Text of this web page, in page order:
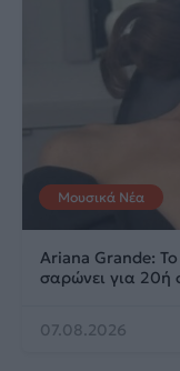
Μουσικά Νέα
Ariana Grande:
σαρώνει για 20ή
07.08.2026